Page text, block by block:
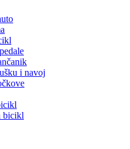
i navoj
bicikl